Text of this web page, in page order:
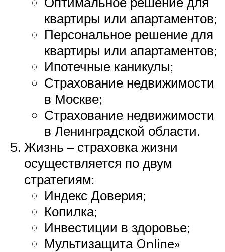
квартиры или апартаментов;
Персональное решение для
квартиры или апартаментов;
Ипотечные каникулы;
Страхование недвижимости
в Москве;
Страхование недвижимости
в Ленинградской области.
Жизнь – страховка жизни
осуществляется по двум
стратегиям:
Индекс Доверия;
Копилка;
Инвестиции в здоровье;
Мультизащита Online»